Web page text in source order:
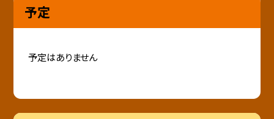
予定
予定はありません